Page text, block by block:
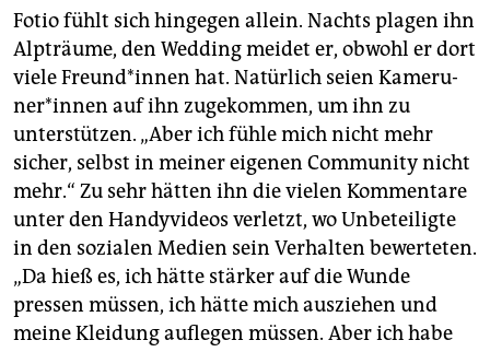
Fotio fühlt sich hingegen allein. Nachts plagen ihn
Alpträume, den Wedding meidet er, obwohl er dort
viele Freun­d*in­nen hat. Natürlich seien Ka­me­ru­
ne­r*in­nen auf ihn zugekommen, um ihn zu
unterstützen. „Aber ich fühle mich nicht mehr
sicher, selbst in meiner eigenen Community nicht
mehr.“ Zu sehr hätten ihn die vielen Kommentare
unter den Handyvideos verletzt, wo Unbeteiligte
in den sozialen Medien sein Verhalten bewerteten.
„Da hieß es, ich hätte stärker auf die Wunde
pressen müssen, ich hätte mich ausziehen und
meine Kleidung auflegen müssen. Aber ich habe